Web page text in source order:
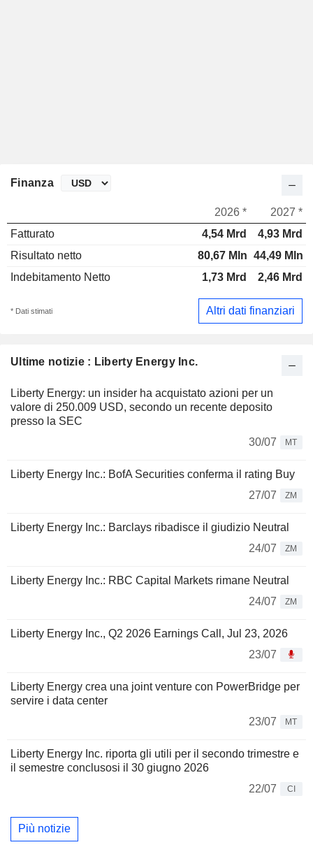
Ultime notizie : Liberty Energy Inc.
Liberty Energy: un insider ha acquistato azioni per un
valore di 250.009 USD, secondo un recente deposito
presso la SEC
30/07
MT
Liberty Energy Inc.: BofA Securities conferma il rating Buy
27/07
ZM
Liberty Energy Inc.: Barclays ribadisce il giudizio Neutral
24/07
ZM
Liberty Energy Inc.: RBC Capital Markets rimane Neutral
24/07
ZM
Liberty Energy Inc., Q2 2026 Earnings Call, Jul 23, 2026
23/07
Liberty Energy crea una joint venture con PowerBridge per
servire i data center
23/07
MT
Liberty Energy Inc. riporta gli utili per il secondo trimestre e
il semestre conclusosi il 30 giugno 2026
22/07
CI
Più notizie
Finanza
2026 *
2027 *
Fatturato
4,54 Mrd
4,93 Mrd
Risultato netto
80,67 Mln 44,49 Mln
Indebitamento Netto
1,73 Mrd 2,46 Mrd
* Dati stimati Altri dati finanziari